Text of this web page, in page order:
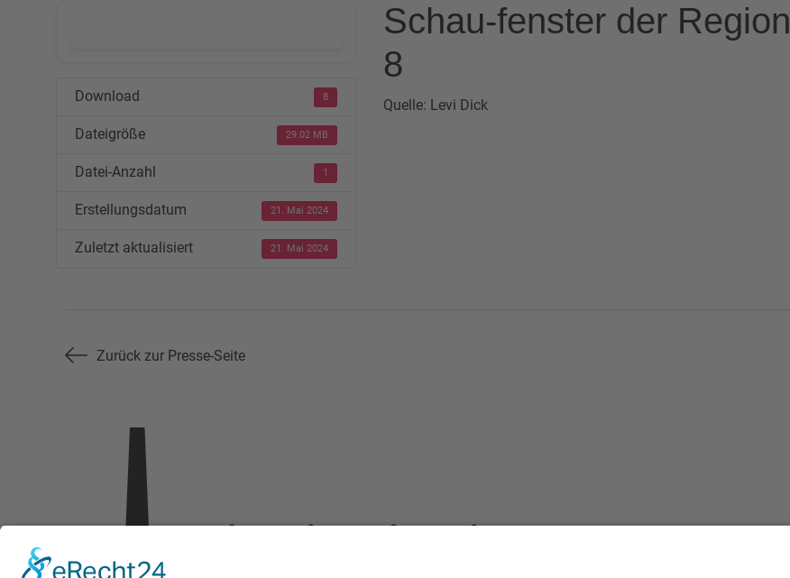
Download 8
Dateigröße 29.02 MB
Datei-Anzahl 1
Erstellungsdatum 21. Mai 2024
Zuletzt aktualisiert 21. Mai 2024
Schau-fenster der Region
8
Quelle: Levi Dick
Zurück zur Presse-Seite